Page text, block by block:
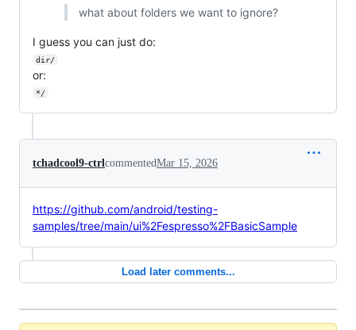
what about folders we want to ignore?
I guess you can just do:
dir/
or:
*/
tchadcool9-ctrlcommentedMar 15, 2026
https://github.com/android/testing-
samples/tree/main/ui%2Fespresso%2FBasicSample
Load later comments...